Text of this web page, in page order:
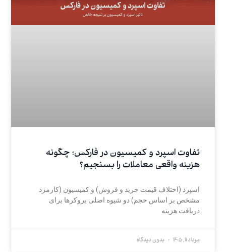
تفاوت اسپرد و کمیسیون در فارکس؛ چگونه
هزینه واقعی معاملات را بسنجیم؟
اسپرد (اختلاف قیمت خرید و فروش) و کمیسیون (کارمزد
مشخص بر اساس حجم) دو شیوه اصلی بروکرها برای
دریافت هزینه
مرداد 11, 1405 بدون دیدگاه